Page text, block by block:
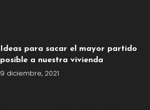
Ideas para sacar el mayor partido
posible a nuestra vivienda
9 diciembre, 2021